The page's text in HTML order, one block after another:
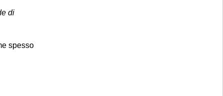
di
spesso
a
dello
dei
si